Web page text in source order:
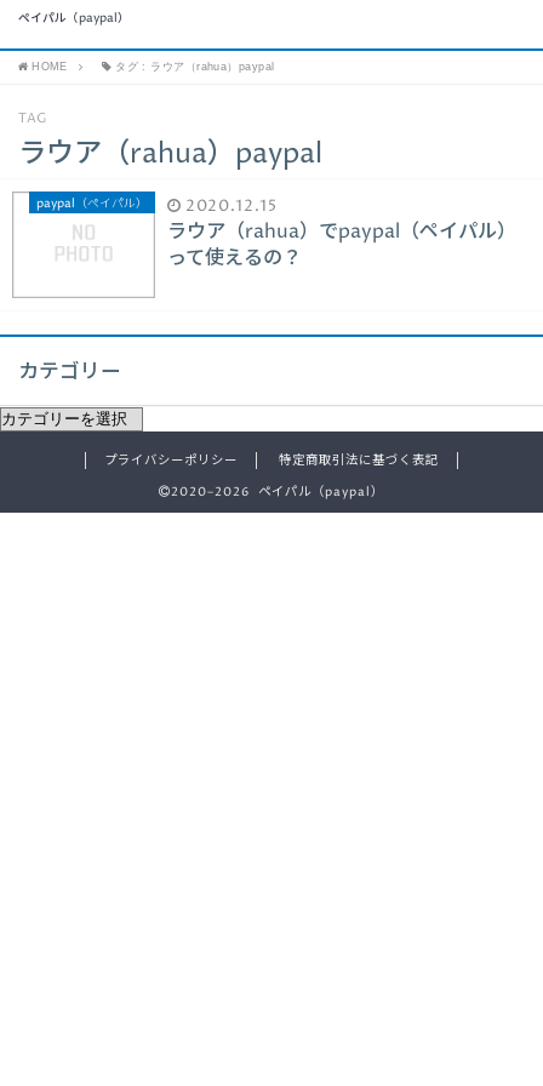
ペイパル（paypal）
HOME タグ : ラウア（rahua）paypal
TAG
ラウア（rahua）paypal
paypal（ペイパル） 2020.12.15
ラウア（rahua）でpaypal（ペイパル）
って使えるの？
カテゴリー
プライバシーポリシー
特定商取引法に基づく表記
2020–2026 ペイパル（paypal）